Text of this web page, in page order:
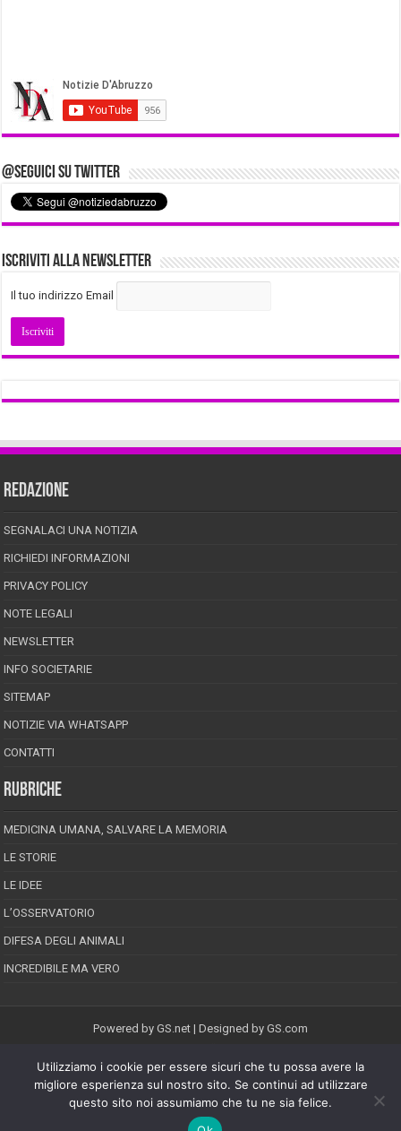
@Seguici su Twitter
Iscriviti alla Newsletter
Il tuo indirizzo Email
REDAZIONE
SEGNALACI UNA NOTIZIA
RICHIEDI INFORMAZIONI
PRIVACY POLICY
NOTE LEGALI
NEWSLETTER
INFO SOCIETARIE
SITEMAP
NOTIZIE VIA WHATSAPP
CONTATTI
RUBRICHE
MEDICINA UMANA, SALVARE LA MEMORIA
LE STORIE
LE IDEE
L’OSSERVATORIO
DIFESA DEGLI ANIMALI
INCREDIBILE MA VERO
Powered by GS.net | Designed by GS.com
EPINEION EDITRICE S.R.L.P.Iva 02008710689
Registrazione Tribunale di Pescara reg. speciale della stampa n.08/2012
Direttore responsabile: Maurizio Piccinino
Iscrizione al ROC n.22607
Utilizziamo i cookie per essere sicuri che tu possa avere la
migliore esperienza sul nostro sito. Se continui ad utilizzare
questo sito noi assumiamo che tu ne sia felice.